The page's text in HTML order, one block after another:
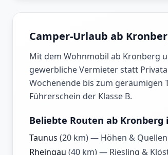
Camper-Urlaub ab
Mit dem Wohnmobil ab Kronberg
gewerbliche Vermieter statt
Wochenende bis zum geräumigen
Führerschein der Klasse B.
Beliebte Routen ab Kronberg
Taunus (20 km) — Höhen & Quellen
Rheingau (40 km) — Riesling &